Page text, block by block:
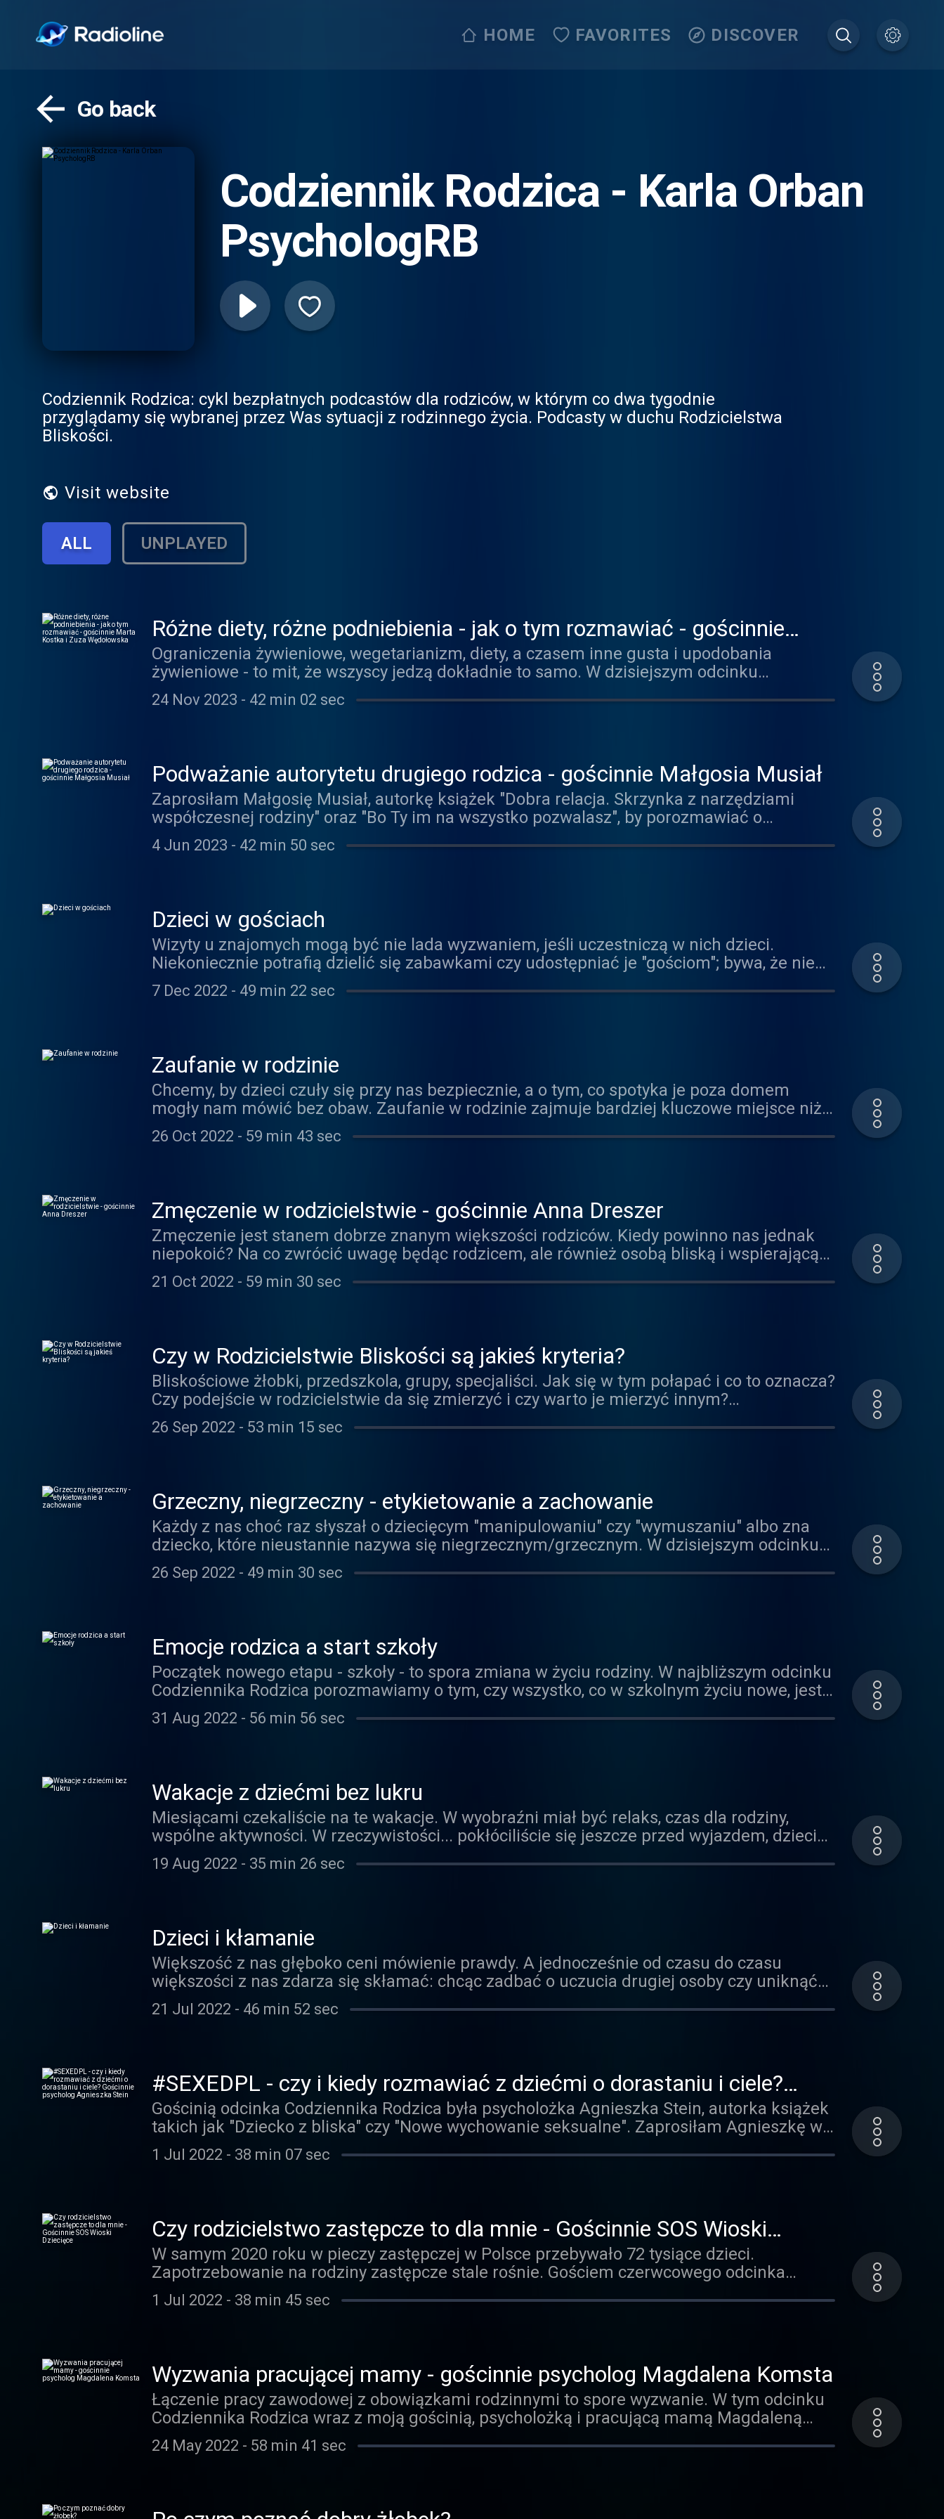
HOME FAVORITES DISCOVER
Go back
Codziennik Rodzica - Karla Orban
PsychologRB
Codziennik Rodzica: cykl bezpłatnych podcastów dla rodziców, w którym co dwa tygodnie
przyglądamy się wybranej przez Was sytuacji z rodzinnego życia. Podcasty w duchu Rodzicielstwa
Bliskości.
Visit website
ALL UNPLAYED
Różne diety, różne podniebienia - jak o tym rozmawiać - gościnnie
Marta Kostka i Zuza Wędołowska
Ograniczenia żywieniowe, wegetarianizm, diety, a czasem inne gusta i upodobania
żywieniowe - to mit, że wszyscy jedzą dokładnie to samo. W dzisiejszym odcinku
Codziennika zaprosiłam autorki książki "Rozgryzione", dietetyczkę i psycholożkę Zuzę
Wędołowską - autorkę bloga Szpinak robi bleee - oraz dietetyczkę i technolożkę żywienia
do wysłuchania! Książkę "Rozgryzione" znajdziecie tutaj:
https://sklep.szpinakrobibleee.pl/ksiazka-rozgryzione/
24 Nov 2023 - 42 min 02 sec
Podważanie autorytetu drugiego rodzica - gościnnie Małgosia Musiał
Zaprosiłam Małgosię Musiał, autorkę książek "Dobra relacja. Skrzynka z narzędziami
współczesnej rodziny" oraz "Bo Ty im na wszystko pozwalasz", by porozmawiać o
różnicach i komunikacji między rodzicami. Jak wspierać drugiego rodzica bez
podważania jego perspektywy? Czy można pracować nad zaufaniem do
4 Jun 2023 - 42 min 50 sec
Dzieci w gościach
Wizyty u znajomych mogą być nie lada wyzwaniem, jeśli uczestniczą w nich dzieci.
Niekoniecznie potrafią dzielić się zabawkami czy udostępniać je "gościom"; bywa, że nie
chcą kogoś odwiedzić, przywitać się z babcią czy dogadać z kolegą. Jak sobie radzić, gdy
goszczenie i odwiedzanie nie jest wcale takie proste? Porozmawiamy o rodzicielskim
7 Dec 2022 - 49 min 22 sec
Zaufanie w rodzinie
Chcemy, by dzieci czuły się przy nas bezpiecznie, a o tym, co spotyka je poza domem
mogły nam mówić bez obaw. Zaufanie w rodzinie zajmuje bardziej kluczowe miejsce niż
mogłoby nam się wydawać. Czy o zaufanie można dbać? Co mu sprzyja, a co
przeszkadza? Czy zaufanie w edukacji jest możliwe i cokolwiek by zmieniało? Zapraszam!
26 Oct 2022 - 59 min 43 sec
Zmęczenie w rodzicielstwie - gościnnie Anna Dreszer
Zmęczenie jest stanem dobrze znanym większości rodziców. Kiedy powinno nas jednak
niepokoić? Na co zwrócić uwagę będąc rodzicem, ale również osobą bliską i wspierającą
rodziców? Czy każde zmęczenie będzie oznaką depresji? O co można zadbać, by
rodzicielstwo nie prowadziło do wypalenia? Gościem odcinka jest psychoterapeutka Anna
21 Oct 2022 - 59 min 30 sec
Czy w Rodzicielstwie Bliskości są jakieś kryteria?
Bliskościowe żłobki, przedszkola, grupy, specjaliści. Jak się w tym połapać i co to oznacza?
Czy podejście w rodzicielstwie da się zmierzyć i czy warto je mierzyć innym?
Porozmawiamy o tym w dzisiejszym Codzienniku Rodzica.
26 Sep 2022 - 53 min 15 sec
Grzeczny, niegrzeczny - etykietowanie a zachowanie
Każdy z nas choć raz słyszał o dziecięcym "manipulowaniu" czy "wymuszaniu" albo zna
dziecko, które nieustannie nazywa się niegrzecznym/grzecznym. W dzisiejszym odcinku
Codziennika Rodzica porozmawiamy o tym, co etykiety robią dorosłym i dzieciom, jak
zawężają nasze (po)rozumienie i jakie mają alternatywy.
26 Sep 2022 - 49 min 30 sec
Emocje rodzica a start szkoły
Początek nowego etapu - szkoły - to spora zmiana w życiu rodziny. W najbliższym odcinku
Codziennika Rodzica porozmawiamy o tym, czy wszystko, co w szkolnym życiu nowe, jest
tak zagrażające jak może nam się wydawać oraz jak oswoić obawy związane z systemową
szkołą.
31 Aug 2022 - 56 min 56 sec
Wakacje z dziećmi bez lukru
Miesiącami czekaliście na te wakacje. W wyobraźni miał być relaks, czas dla rodziny,
wspólne aktywności. W rzeczywistości... pokłóciliście się jeszcze przed wyjazdem, dzieci
pół drogi się przekomarzały, a na miejscu żadne z nich nie jest chętne brać udziału w
zaplanowanych aktywnościach. Czy dzieci i wypoczynek to mieszanka wybuchowa? Co
19 Aug 2022 - 35 min 26 sec
Dzieci i kłamanie
Większość z nas głęboko ceni mówienie prawdy. A jednocześnie od czasu do czasu
większości z nas zdarza się skłamać: chcąc zadbać o uczucia drugiej osoby czy uniknąć
nieprzyjemnych konsekwencji. W tym odcinku Codziennika Rodzica porozmawiamy o tym,
dlaczego dzieci mogą nie mówić nam prawdy, czy jako rodzice wspieramy szczerość w
21 Jul 2022 - 46 min 52 sec
#SEXEDPL - czy i kiedy rozmawiać z dziećmi o dorastaniu i ciele?
Gościnnie psycholog Agnieszka Stein
Gościnią odcinka Codziennika Rodzica była psycholożka Agnieszka Stein, autorka książek
takich jak "Dziecko z bliska" czy "Nowe wychowanie seksualne". Zaprosiłam Agnieszkę w
związku z premierą najnowszej książki wydanej przez Fundację #SEXEDPL, w której
specjaliści - między innymi Agnieszka Stein - odpowiadają na pytania o wspieranie dzieci
z otwartością i jak możemy jako rodzice wspierać nasze dzieci.
1 Jul 2022 - 38 min 07 sec
Czy rodzicielstwo zastępcze to dla mnie - Gościnnie SOS Wioski
Dziecięce
W samym 2020 roku w pieczy zastępczej w Polsce przebywało 72 tysiące dzieci.
Zapotrzebowanie na rodziny zastępcze stale rośnie. Gościem czerwcowego odcinka
Codziennika Rodzica była Anna Choszcz-Sendrowska, Dyrektorka Działu Komunikacji w
Stowarzyszeniu SOS Wioski Dziecięce, która opowiedziała o procesie stawania się
1 Jul 2022 - 38 min 45 sec
Wyzwania pracującej mamy - gościnnie psycholog Magdalena Komsta
Łączenie pracy zawodowej z obowiązkami rodzinnymi to spore wyzwanie. W tym odcinku
Codziennika Rodzica wraz z moją gościnią, psycholożką i pracującą mamą Magdaleną
Komstą porozmawiamy o praktycznych aspektach pracy młodej mamy takimi jak
karmienie piersią po powrocie do pracy czy... usypianiu z innymi osobami. Bądźcie z nami!
24 May 2022 - 58 min 41 sec